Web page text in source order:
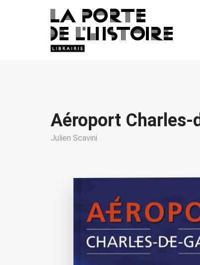
Aéroport Charles-
Julien Scavini